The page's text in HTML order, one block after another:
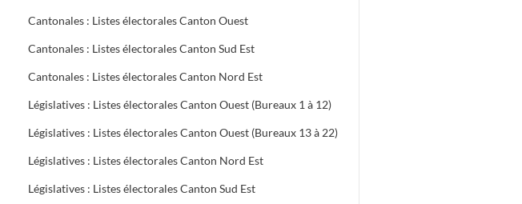
Cantonales : Listes électorales Canton Ouest
Cantonales : Listes électorales Canton Sud Est
Cantonales : Listes électorales Canton Nord Est
Législatives : Listes électorales Canton Ouest (Bureaux 1 à 12)
Législatives : Listes électorales Canton Ouest (Bureaux 13 à 22)
Législatives : Listes électorales Canton Nord Est
Législatives : Listes électorales Canton Sud Est